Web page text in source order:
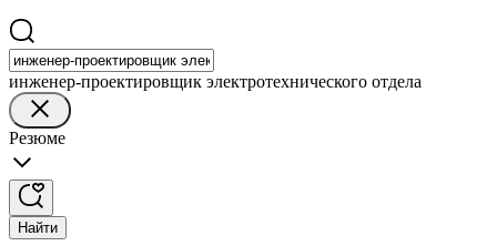
инженер-проектировщик электротехнического отдела
Резюме
Найти